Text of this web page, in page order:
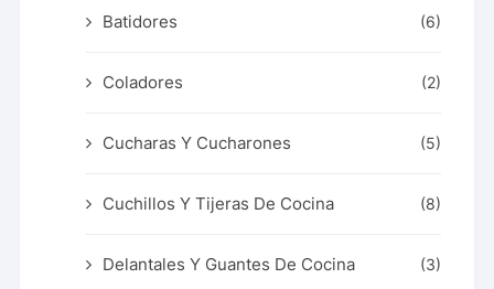
Batidores (6)
Coladores (2)
Cucharas Y Cucharones (5)
Cuchillos Y Tijeras De Cocina (8)
Delantales Y Guantes De Cocina (3)